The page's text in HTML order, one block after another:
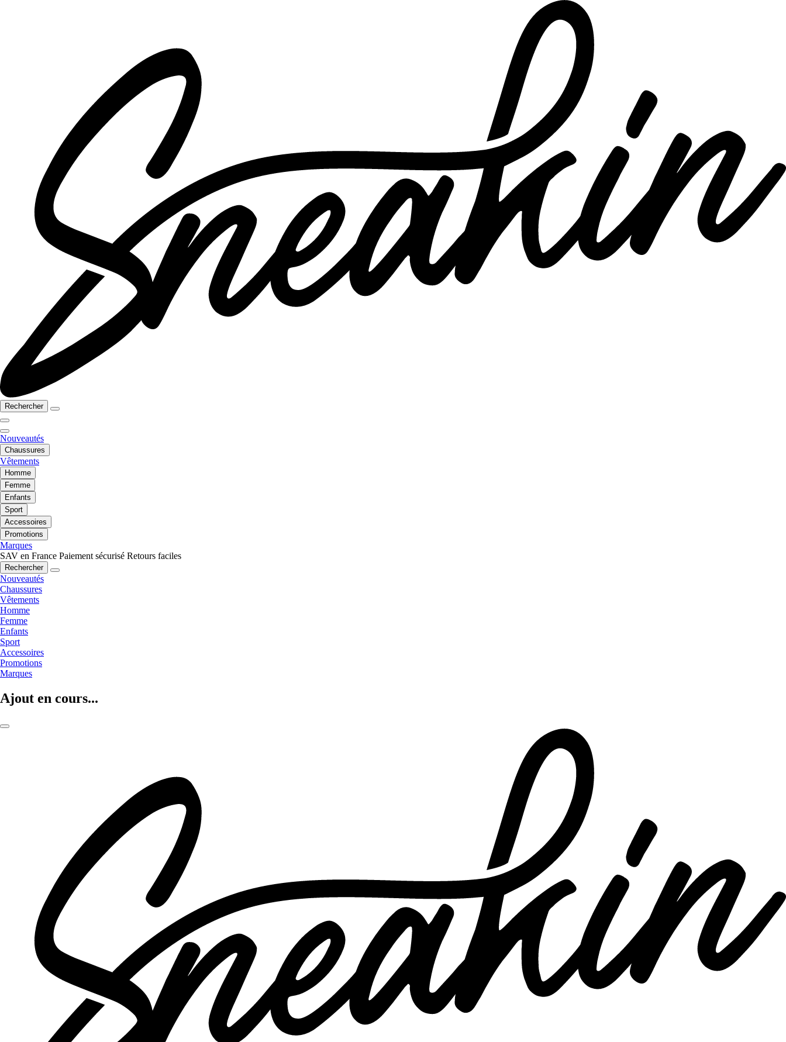
Rechercher
Nouveautés
Chaussures
Vêtements
Homme
Femme
Enfants
Sport
Accessoires
Promotions
Marques
SAV en France Paiement sécurisé Retours faciles
Rechercher
Nouveautés
Chaussures
Vêtements
Homme
Femme
Enfants
Sport
Accessoires
Promotions
Marques
Ajout en cours...